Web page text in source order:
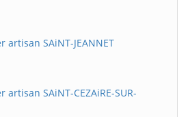
artisan SAiNT-JEANNET
SAiNT-CEZAiRE-SUR-